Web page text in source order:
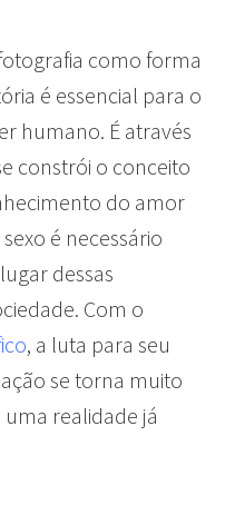
como forma
é essencial para o
humano. É através
constrói o conceito
do amor
é necessário
dessas
Com o
, a luta para seu
se torna muito
realidade já